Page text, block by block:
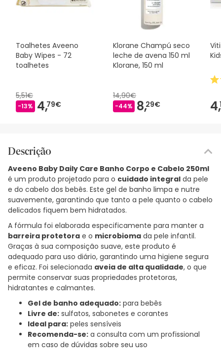
Toalhetes Aveeno
Baby Wipes - 72
toalhetes
5,51€
-13% 4,79€
Klorane Champú seco
leche de avena 150 ml
Klorane, 150 ml
14,90€
-44% 8,29€ 4,
Descrição
Aveeno Baby Daily Care Banho Corpo e Cabelo 250ml
é um produto projetado para o cuidado integral da pele
e do cabelo dos bebês. Este gel de banho limpa e nutre
suavemente, garantindo que tanto a pele quanto o cabelo
delicados fiquem bem hidratados.
A fórmula foi elaborada especificamente para manter a
barreira protetora e o microbioma da pele infantil.
Graças à sua composição suave, este produto é
adequado para uso diário, garantindo uma higiene segura
e eficaz. Foi selecionada aveia de alta qualidade, o que
permite conservar suas propriedades protetoras,
hidratantes e calmantes.
Gel de banho adequado: para bebês
Livre de: sulfatos, sabonetes e corantes
Ideal para: peles sensíveis
Recomenda-se: a consulta com um profissional
em caso de dúvidas sobre seu uso